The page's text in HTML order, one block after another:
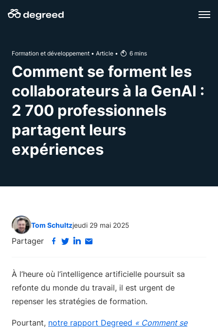
au
Formation et développement • Article • 6 mins
Comment se forment les
collaborateurs à la GenAI :
2 700 professionnels
partagent leurs
expériences
Tom Schultzjeudi 29 mai 2025
Partager
À l’heure où l’intelligence artificielle poursuit sa
refonte du monde du travail, il est urgent de
repenser les stratégies de formation.
Pourtant, notre rapport Degreed « Comment se